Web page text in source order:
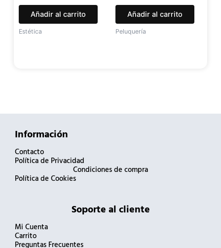
Añadir al carrito
Estética
Añadir al carrito
Peluquería
Información
Contacto
Política de Privacidad
Condiciones de compra
Política de Cookies
Soporte al cliente
Mi Cuenta
Carrito
Preguntas Frecuentes